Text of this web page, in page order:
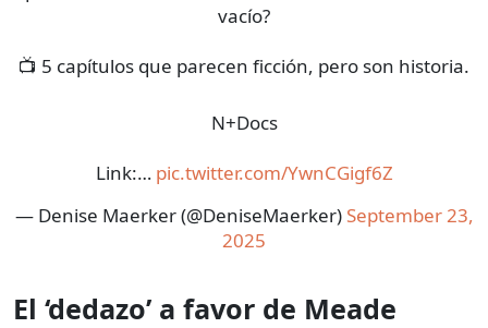
vacío?
📺 5 capítulos que parecen ficción, pero son historia.
N+Docs
Link:… pic.twitter.com/YwnCGigf6Z
— Denise Maerker (@DeniseMaerker) September 23,
2025
El ‘dedazo’ a favor de Meade